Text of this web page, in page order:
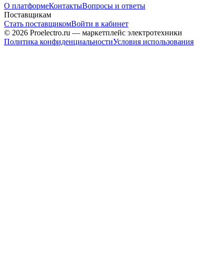
О платформеКонтактыВопросы и ответы
Поставщикам
Стать поставщикомВойти в кабинет
© 2026 Proelectro.ru — маркетплейс электротехники
Политика конфиденциальностиУсловия использования